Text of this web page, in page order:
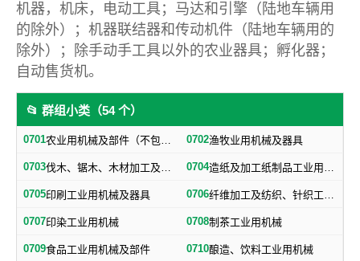
机器，机床，电动工具；马达和引擎（陆地车辆用
的除外）；机器联结器和传动机件（陆地车辆用的
除外）；除手动手工具以外的农业器具；孵化器；
自动售货机。
📂 群组小类（54 个）
0701 农业用机械及部件（不包括小农具） 0702渔牧业用机械及器具
0703 伐木、锯木、木材加工及火柴生产用机械及器具 0704 造纸及加工纸制品工业用机械及器具
0705印刷工业用机械及器具 0706 纤维加工及纺织、针织工业用机械及部件
0707印染工业用机械 0708制茶工业用机械
0709食品工业用机械及部件 0710酿造、饮料工业用机械